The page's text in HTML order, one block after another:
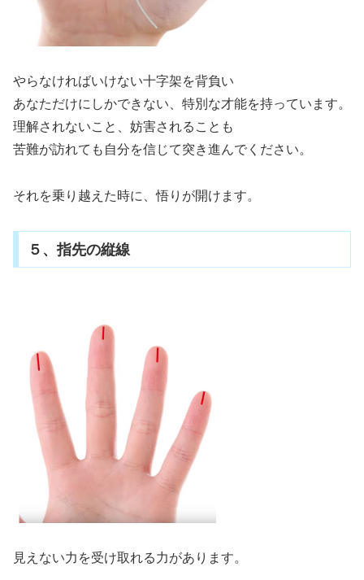
やらなければいけない十字架を背負い
あなただけにしかできない、特別な才能を持っています。
理解されないこと、妨害されることも
苦難が訪れても自分を信じて突き進んでください。
それを乗り越えた時に、悟りが開けます。
５、指先の縦線
見えない力を受け取れる力があります。